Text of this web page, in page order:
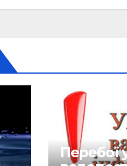
Перебої